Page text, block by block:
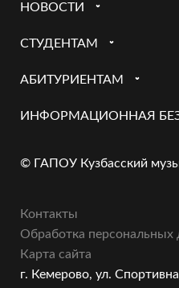
НОВОСТИ
СТУДЕНТАМ
АБИТУРИЕНТАМ
ИНФОРМАЦИОННАЯ
© ГАПОУ Кузбасский
Контакты
Обработка персональных
Карта сайта
г. Кемерово, ул.